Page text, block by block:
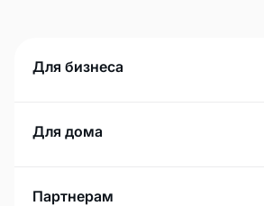
Для бизнеса
Для дома
Партнерам